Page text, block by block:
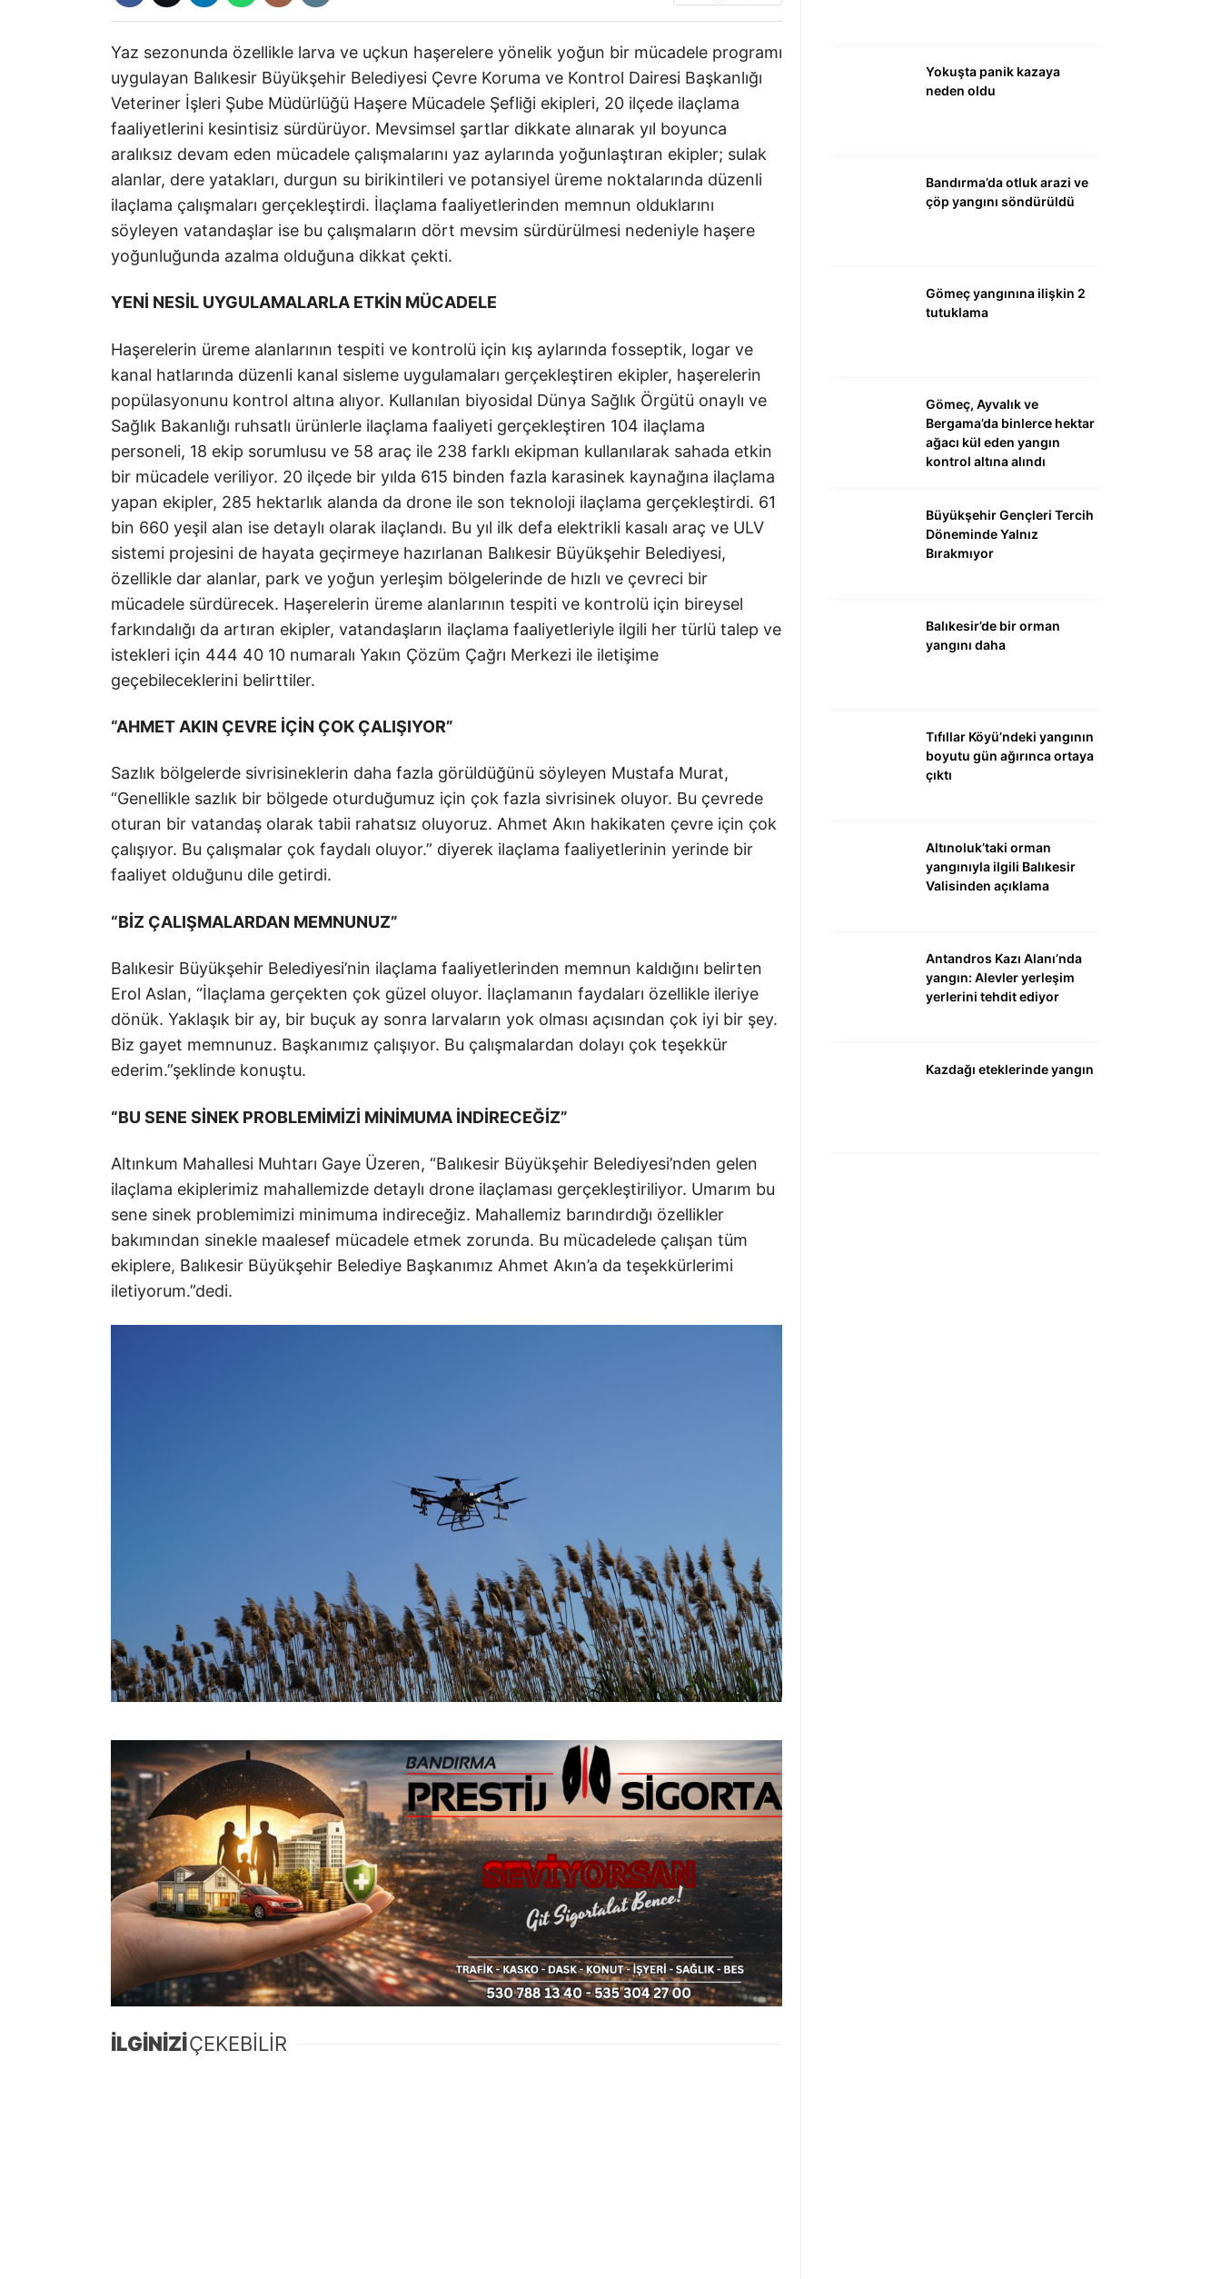
Yaz sezonunda özellikle larva ve uçkun haşerelere yönelik yoğun bir mücadele programı
uygulayan Balıkesir Büyükşehir Belediyesi Çevre Koruma ve Kontrol Dairesi Başkanlığı
Veteriner İşleri Şube Müdürlüğü Haşere Mücadele Şefliği ekipleri, 20 ilçede ilaçlama
faaliyetlerini kesintisiz sürdürüyor. Mevsimsel şartlar dikkate alınarak yıl boyunca
aralıksız devam eden mücadele çalışmalarını yaz aylarında yoğunlaştıran ekipler; sulak
alanlar, dere yatakları, durgun su birikintileri ve potansiyel üreme noktalarında düzenli
ilaçlama çalışmaları gerçekleştirdi. İlaçlama faaliyetlerinden memnun olduklarını
söyleyen vatandaşlar ise bu çalışmaların dört mevsim sürdürülmesi nedeniyle haşere
yoğunluğunda azalma olduğuna dikkat çekti.
YENİ NESİL UYGULAMALARLA ETKİN MÜCADELE
Haşerelerin üreme alanlarının tespiti ve kontrolü için kış aylarında fosseptik, logar ve
kanal hatlarında düzenli kanal sisleme uygulamaları gerçekleştiren ekipler, haşerelerin
popülasyonunu kontrol altına alıyor. Kullanılan biyosidal Dünya Sağlık Örgütü onaylı ve
Sağlık Bakanlığı ruhsatlı ürünlerle ilaçlama faaliyeti gerçekleştiren 104 ilaçlama
personeli, 18 ekip sorumlusu ve 58 araç ile 238 farklı ekipman kullanılarak sahada etkin
bir mücadele veriliyor. 20 ilçede bir yılda 615 binden fazla karasinek kaynağına ilaçlama
yapan ekipler, 285 hektarlık alanda da drone ile son teknoloji ilaçlama gerçekleştirdi. 61
bin 660 yeşil alan ise detaylı olarak ilaçlandı. Bu yıl ilk defa elektrikli kasalı araç ve ULV
sistemi projesini de hayata geçirmeye hazırlanan Balıkesir Büyükşehir Belediyesi,
özellikle dar alanlar, park ve yoğun yerleşim bölgelerinde de hızlı ve çevreci bir
mücadele sürdürecek. Haşerelerin üreme alanlarının tespiti ve kontrolü için bireysel
farkındalığı da artıran ekipler, vatandaşların ilaçlama faaliyetleriyle ilgili her türlü talep ve
istekleri için 444 40 10 numaralı Yakın Çözüm Çağrı Merkezi ile iletişime
geçebileceklerini belirttiler.
“AHMET AKIN ÇEVRE İÇİN ÇOK ÇALIŞIYOR”
Sazlık bölgelerde sivrisineklerin daha fazla görüldüğünü söyleyen Mustafa Murat,
“Genellikle sazlık bir bölgede oturduğumuz için çok fazla sivrisinek oluyor. Bu çevrede
oturan bir vatandaş olarak tabii rahatsız oluyoruz. Ahmet Akın hakikaten çevre için çok
çalışıyor. Bu çalışmalar çok faydalı oluyor.” diyerek ilaçlama faaliyetlerinin yerinde bir
faaliyet olduğunu dile getirdi.
“BİZ ÇALIŞMALARDAN MEMNUNUZ”
Balıkesir Büyükşehir Belediyesi’nin ilaçlama faaliyetlerinden memnun kaldığını belirten
Erol Aslan, “İlaçlama gerçekten çok güzel oluyor. İlaçlamanın faydaları özellikle ileriye
dönük. Yaklaşık bir ay, bir buçuk ay sonra larvaların yok olması açısından çok iyi bir şey.
Biz gayet memnunuz. Başkanımız çalışıyor. Bu çalışmalardan dolayı çok teşekkür
ederim.”şeklinde konuştu.
“BU SENE SİNEK PROBLEMİMİZİ MİNİMUMA İNDİRECEĞİZ”
Altınkum Mahallesi Muhtarı Gaye Üzeren, “Balıkesir Büyükşehir Belediyesi’nden gelen
ilaçlama ekiplerimiz mahallemizde detaylı drone ilaçlaması gerçekleştiriliyor. Umarım bu
sene sinek problemimizi minimuma indireceğiz. Mahallemiz barındırdığı özellikler
bakımından sinekle maalesef mücadele etmek zorunda. Bu mücadelede çalışan tüm
ekiplere, Balıkesir Büyükşehir Belediye Başkanımız Ahmet Akın’a da teşekkürlerimi
iletiyorum.”dedi.
İLGİNİZİÇEKEBİLİR
Yokuşta panik kazaya
neden oldu
Bandırma’da otluk arazi ve
çöp yangını söndürüldü
Gömeç yangınına ilişkin 2
tutuklama
Gömeç, Ayvalık ve
Bergama’da binlerce hektar
ağacı kül eden yangın
kontrol altına alındı
Büyükşehir Gençleri Tercih
Döneminde Yalnız
Bırakmıyor
Balıkesir’de bir orman
yangını daha
Tıfıllar Köyü’ndeki yangının
boyutu gün ağırınca ortaya
çıktı
Altınoluk’taki orman
yangınıyla ilgili Balıkesir
Valisinden açıklama
Antandros Kazı Alanı’nda
yangın: Alevler yerleşim
yerlerini tehdit ediyor
Kazdağı eteklerinde yangın